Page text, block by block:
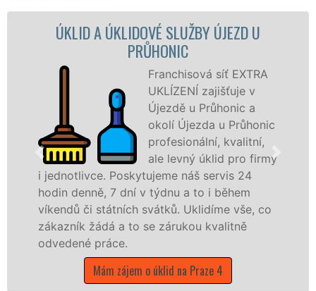
SLUŽBY ÚJEZD U
Franchisová síť EXTRA
UKLÍZENÍ zajišťuje v
Újezdě u Průhonic a
okolí Újezda u Průhonic
profesionální, kvalitní,
ale levný úklid pro firmy
náš servis 24
v týdnu a to i během
svátků. Uklidíme vše, co
to se zárukou kvalitně
o úklid na Praze 4
ÚKLIDOVÁ
služby nabízíme
společnosti,
v celém hlavním
čistoty.